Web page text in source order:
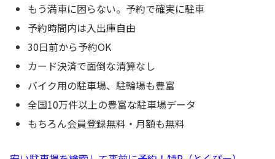
もう満車に困らない。予約で確実に駐車
予約時間内は入出庫自由
30日前から予約OK
カード決済で面倒な清算なし
バイク用の駐車場、駐輪場も豊富
全国10万件以上の豊富な駐車場データ
もちろん会員登録無料・月額も無料